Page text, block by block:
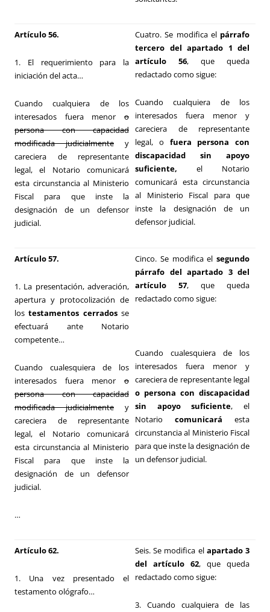
Artículo 56.
1. El requerimiento para la
iniciación del acta…
Cuando cualquiera de los
interesados fuera menor o
persona con capacidad
modificada judicialmente y
careciera de representante
legal, el Notario comunicará
esta circunstancia al Ministerio
Fiscal para que inste la
designación de un defensor
judicial.
Cuatro. Se modifica el párrafo
tercero del apartado 1 del
artículo 56, que queda
redactado como sigue:
Cuando cualquiera de los
interesados fuera menor y
careciera de representante
legal, o fuera persona con
discapacidad sin apoyo
suficiente, el Notario
comunicará esta circunstancia
al Ministerio Fiscal para que
inste la designación de un
defensor judicial.
Artículo 57.
1. La presentación, adveración,
apertura y protocolización de
lostestamentos cerradosse
efectuará ante Notario
competente…
Cuando cualesquiera de los
interesados fuera menor o
persona con capacidad
modificada judicialmente y
careciera de representante
legal, el Notario comunicará
esta circunstancia al Ministerio
Fiscal para que inste la
designación de un defensor
judicial.
…
Cinco. Se modifica el segundo
párrafo del apartado 3 del
artículo 57, que queda
redactado como sigue:
Cuando cualesquiera de los
interesados fuera menor y
careciera de representante legal
o persona con discapacidad
sin apoyo suficiente, el
Notario comunicará esta
circunstancia al Ministerio Fiscal
para que inste la designación de
un defensor judicial.
Artículo 62.
1. Una vez presentado el
testamento ológrafo…
Seis. Se modifica el apartado 3
del artículo 62, que queda
redactado como sigue:
3. Cuando cualquiera de las